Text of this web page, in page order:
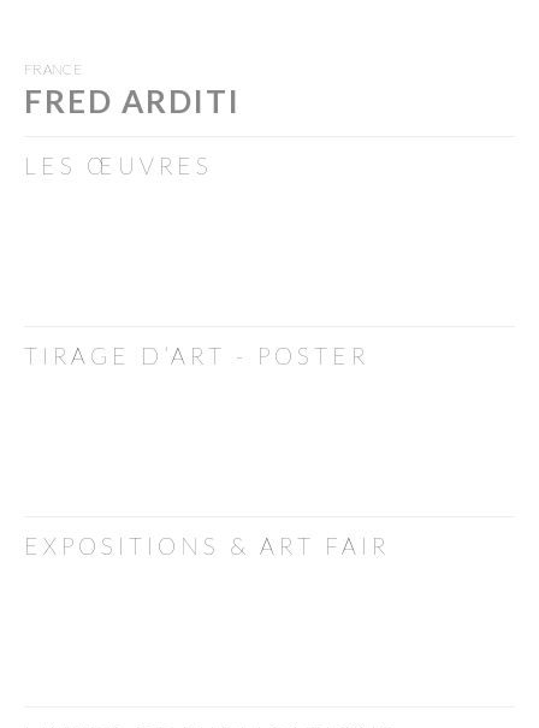
FRANCE
FRED ARDITI
LES ŒUVRES
TIRAGE D’ART - POSTER
EXPOSITIONS & ART FAIR